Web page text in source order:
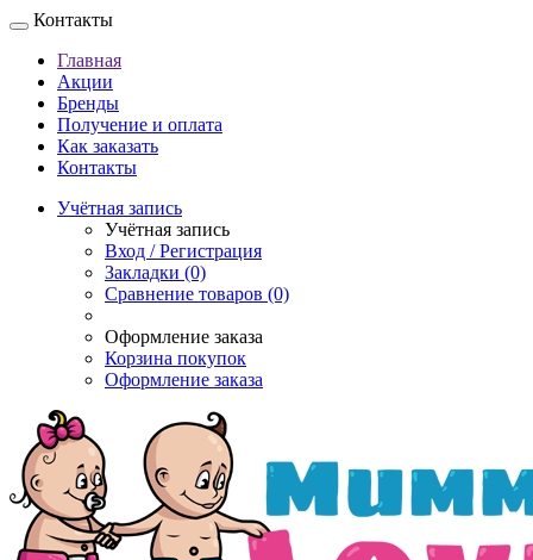
Контакты
Главная
Акции
Бренды
Получение и оплата
Как заказать
Контакты
Учётная запись
Учётная запись
Вход / Регистрация
Закладки (0)
Сравнение товаров (0)
Оформление заказа
Корзина покупок
Оформление заказа